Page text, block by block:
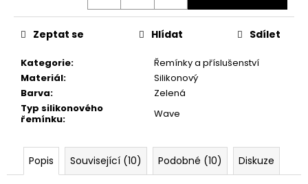
Kategorie:
Řemínky a příslušenství
Materiál:
Silikonový
Barva:
Zelená
Typ silikonového
řemínku: Wave
Zeptat se Hlídat Sdílet
Popis Související (10) Podobné (10) Diskuze